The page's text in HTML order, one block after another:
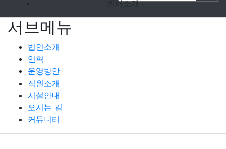
센터소개
서브메뉴
법인소개
연혁
운영방안
직원소개
시설안내
오시는 길
커뮤니티